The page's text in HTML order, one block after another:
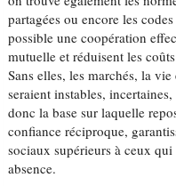
partagées ou encore les
possible une coopération
mutuelle et réduisent les
Sans elles, les marchés, la
seraient instables,
donc la base sur laquelle
confiance réciproque,
sociaux supérieurs à ceux
absence.